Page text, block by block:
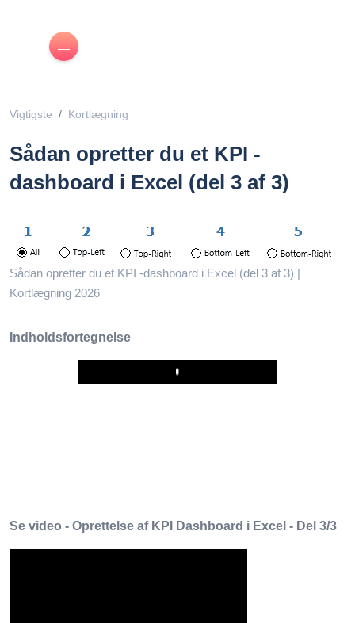
Vigtigste Kortlægning
Sådan opretter du et KPI -
dashboard i Excel (del 3 af 3)
Sådan opretter du et KPI -dashboard i Excel (del 3 af 3) |
Kortlægning 2026
Indholdsfortegnelse
Play
Se video - Oprettelse af KPI Dashboard i Excel - Del 3/3